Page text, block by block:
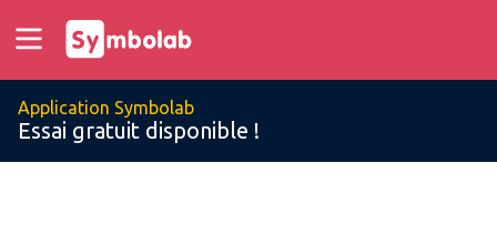
Application Symbolab
Essai gratuit disponible !